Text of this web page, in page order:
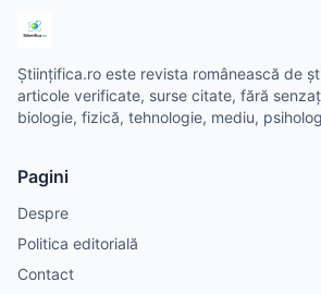
Științifica.ro este revista românească de
articole verificate, surse citate, fără
biologie, fizică, tehnologie, mediu,
Pagini
Despre
Politica editorială
Contact